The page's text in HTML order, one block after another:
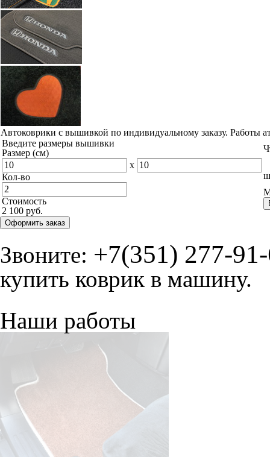
Автоковрики с вышивкой по индивидуальному заказу. Работы
Введите размеры вышивки
Размер (см)
x
Кол-во
Стоимость
2 100 руб.
Оформить заказ
Звоните: +7(351) 277-
купить коврик в машину.
Наши работы